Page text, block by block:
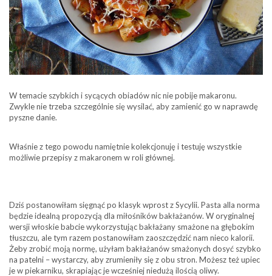
W temacie szybkich i sycących obiadów nic nie pobije makaronu.
Zwykle nie trzeba szczególnie się wysilać, aby zamienić go w naprawdę
pyszne danie.
Właśnie z tego powodu namiętnie kolekcjonuję i testuję wszystkie
możliwie przepisy z makaronem w roli głównej.
Dziś postanowiłam sięgnąć po klasyk wprost z Sycylii. Pasta alla norma
będzie idealną propozycją dla miłośników bakłażanów. W oryginalnej
wersji włoskie babcie wykorzystując bakłażany smażone na głębokim
tłuszczu, ale tym razem postanowiłam zaoszczędzić nam nieco kalorii.
Żeby zrobić moją normę, użyłam bakłażanów smażonych dosyć szybko
na patelni – wystarczy, aby zrumieniły się z obu stron. Możesz też upiec
je w piekarniku, skrapiając je wcześniej niedużą ilością oliwy.